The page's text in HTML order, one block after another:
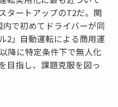
タートアップのT2だ。関
で初めてドライバーが同
2」自動運転による商用運
降に特定条件下で無人化
目指し、課題克服を図っ